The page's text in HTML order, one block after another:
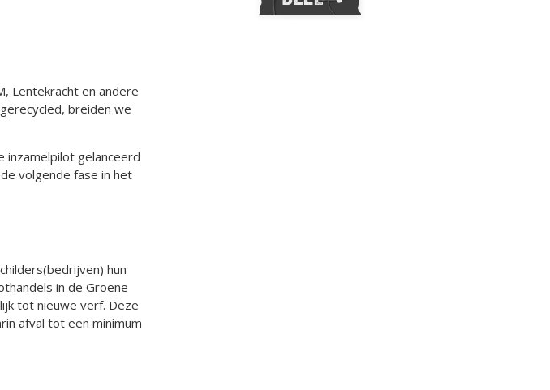
Lentekracht en andere
breiden we
inzamelpilot gelanceerd
volgende fase in het
hun
in de Groene
tot nieuwe verf. Deze
afval tot een minimum